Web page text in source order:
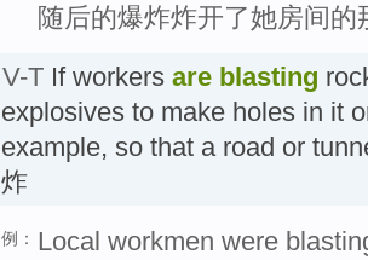
随后的爆炸炸开了她房间的
V-T If workers are blasting
explosives to make holes in it
example, so that a road or
炸
例： Local workmen were